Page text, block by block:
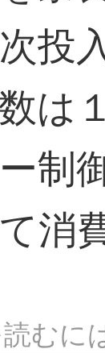
投
は
制
消
むに